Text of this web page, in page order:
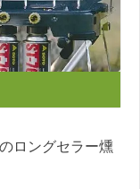
ロングセラー燻